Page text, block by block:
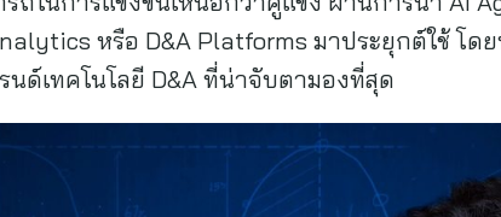
หรือ D&A Platforms มาประยุกต์ใช้ โด
ด์เทคโนโลยี D&A ที่น่าจับตามองที่สุด